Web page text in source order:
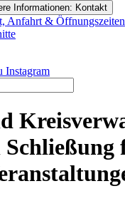
Informationen: Kontakt
Anfahrt & Öffnungszeiten